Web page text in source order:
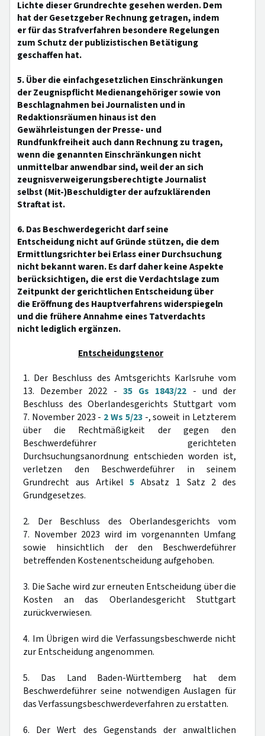
Lichte dieser Grundrechte gesehen werden. Dem
hat der Gesetzgeber Rechnung getragen, indem
er für das Strafverfahren besondere Regelungen
zum Schutz der publizistischen Betätigung
geschaffen hat.
5. Über die einfachgesetzlichen Einschränkungen
der Zeugnispflicht Medienangehöriger sowie von
Beschlagnahmen bei Journalisten und in
Redaktionsräumen hinaus ist den
Gewährleistungen der Presse- und
Rundfunkfreiheit auch dann Rechnung zu tragen,
wenn die genannten Einschränkungen nicht
unmittelbar anwendbar sind, weil der an sich
zeugnisverweigerungsberechtigte Journalist
selbst (Mit-)Beschuldigter der aufzuklärenden
Straftat ist.
6. Das Beschwerdegericht darf seine
Entscheidung nicht auf Gründe stützen, die dem
Ermittlungsrichter bei Erlass einer Durchsuchung
nicht bekannt waren. Es darf daher keine Aspekte
berücksichtigen, die erst die Verdachtslage zum
Zeitpunkt der gerichtlichen Entscheidung über
die Eröffnung des Hauptverfahrens widerspiegeln
und die frühere Annahme eines Tatverdachts
nicht lediglich ergänzen.
Entscheidungstenor
1. Der Beschluss des Amtsgerichts Karlsruhe vom
13. Dezember 2022 - 35 Gs 1843/22 - und der
Beschluss des Oberlandesgerichts Stuttgart vom
7. November 2023 - 2 Ws 5/23-, soweit in Letzterem
über die Rechtmäßigkeit der gegen den
Beschwerdeführer gerichteten
Durchsuchungsanordnung entschieden worden ist,
verletzen den Beschwerdeführer in seinem
Grundrecht aus Artikel5 Absatz 1 Satz 2 des
Grundgesetzes.
2. Der Beschluss des Oberlandesgerichts vom
7. November 2023 wird im vorgenannten Umfang
sowie hinsichtlich der den Beschwerdeführer
betreffenden Kostenentscheidung aufgehoben.
3. Die Sache wird zur erneuten Entscheidung über die
Kosten an das Oberlandesgericht Stuttgart
zurückverwiesen.
4. Im Übrigen wird die Verfassungsbeschwerde nicht
zur Entscheidung angenommen.
5. Das Land Baden-Württemberg hat dem
Beschwerdeführer seine notwendigen Auslagen für
das Verfassungsbeschwerdeverfahren zu erstatten.
6. Der Wert des Gegenstands der anwaltlichen